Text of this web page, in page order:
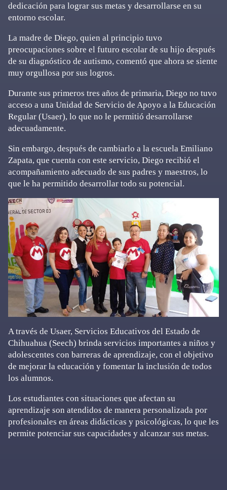
dedicación para lograr sus metas y desarrollarse en su
entorno escolar.
La madre de Diego, quien al principio tuvo
preocupaciones sobre el futuro escolar de su hijo después
de su diagnóstico de autismo, comentó que ahora se siente
muy orgullosa por sus logros.
Durante sus primeros tres años de primaria, Diego no tuvo
acceso a una Unidad de Servicio de Apoyo a la Educación
Regular (Usaer), lo que no le permitió desarrollarse
adecuadamente.
Sin embargo, después de cambiarlo a la escuela Emiliano
Zapata, que cuenta con este servicio, Diego recibió el
acompañamiento adecuado de sus padres y maestros, lo
que le ha permitido desarrollar todo su potencial.
A través de Usaer, Servicios Educativos del Estado de
Chihuahua (Seech) brinda servicios importantes a niños y
adolescentes con barreras de aprendizaje, con el objetivo
de mejorar la educación y fomentar la inclusión de todos
los alumnos.
Los estudiantes con situaciones que afectan su
aprendizaje son atendidos de manera personalizada por
profesionales en áreas didácticas y psicológicas, lo que les
permite potenciar sus capacidades y alcanzar sus metas.